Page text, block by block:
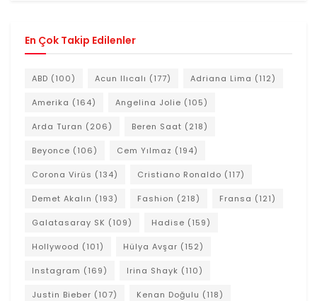
En Çok Takip Edilenler
ABD (100) Acun Ilıcalı (177) Adriana Lima (112)
Amerika (164) Angelina Jolie (105)
Arda Turan (206) Beren Saat (218)
Beyonce (106) Cem Yılmaz (194)
Corona Virüs (134) Cristiano Ronaldo (117)
Demet Akalın (193) Fashion (218) Fransa (121)
Galatasaray SK (109) Hadise (159)
Hollywood (101) Hülya Avşar (152)
Instagram (169) Irina Shayk (110)
Justin Bieber (107) Kenan Doğulu (118)